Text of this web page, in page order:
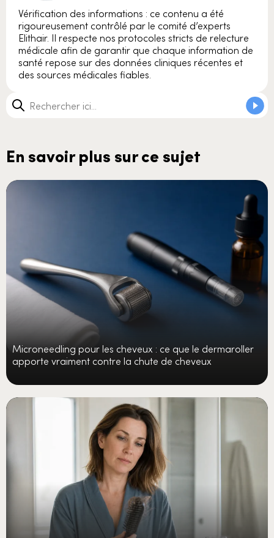
Vérification des informations : ce contenu a été
rigoureusement contrôlé par le comité d’experts
Elithair. Il respecte nos protocoles stricts de relecture
médicale afin de garantir que chaque information de
santé repose sur des données cliniques récentes et
des sources médicales fiables.
En savoir plus sur ce sujet
Microneedling pour les cheveux : ce que le dermaroller
apporte vraiment contre la chute de cheveux